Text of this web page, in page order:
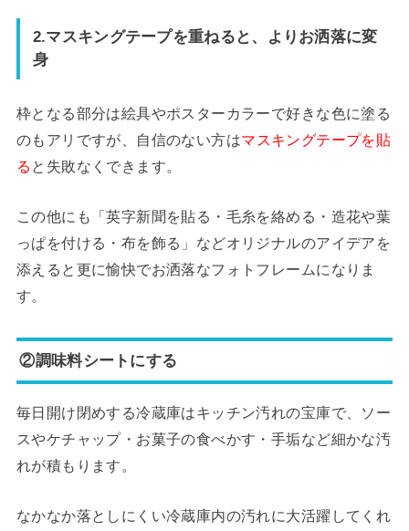
2.マスキングテープを重ねると、よりお洒落に変
身
枠となる部分は絵具やポスターカラーで好きな色に塗る
のもアリですが、自信のない方はマスキングテープを貼
る と失敗なくできます。
この他にも「英字新聞を貼る・毛糸を絡める・造花や葉
っぱを付ける・布を飾る」などオリジナルのアイデアを
添えると更に愉快でお洒落なフォトフレームになりま
す。
②調味料シートにする
毎日開け閉めする冷蔵庫はキッチン汚れの宝庫で、ソー
スやケチャップ・お菓子の食べかす・手垢など細かな汚
れが積もります。
なかなか落としにくい冷蔵庫内の汚れに大活躍してくれ